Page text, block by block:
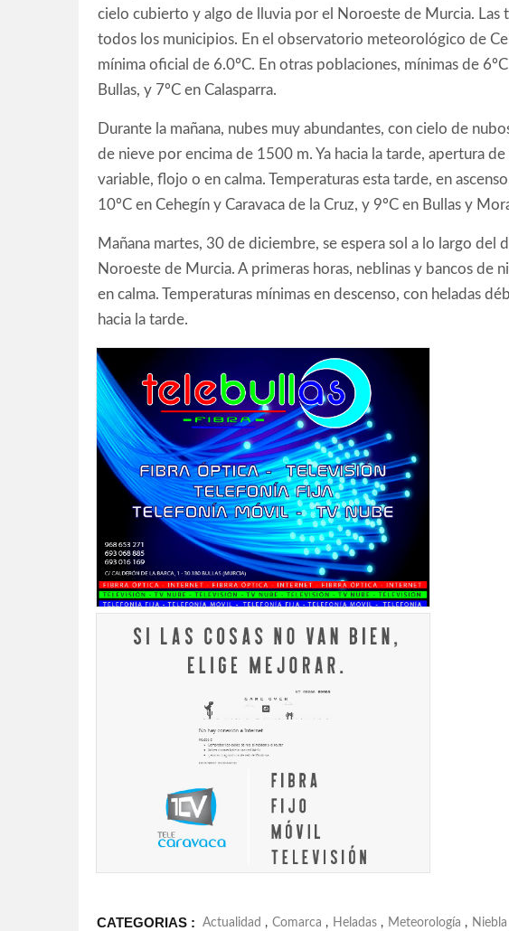
cielo cubierto y algo de lluvia por el Noroeste de Murcia. Las
todos los municipios. En el observatorio meteorológico de
mínima oficial de 6.0ºC. En otras poblaciones, mínimas de
Bullas, y 7ºC en Calasparra.
Durante la mañana, nubes muy abundantes, con cielo de
de nieve por encima de 1500 m. Ya hacia la tarde, apertura
variable, flojo o en calma. Temperaturas esta tarde, en
10ºC en Cehegín y Caravaca de la Cruz, y 9ºC en Bullas y
Mañana martes, 30 de diciembre, se espera sol a lo largo del
Noroeste de Murcia. A primeras horas, neblinas y bancos de
en calma. Temperaturas mínimas en descenso, con heladas
hacia la tarde.
CATEGORIAS : Actualidad , Comarca , Heladas , Meteorología , Niebla